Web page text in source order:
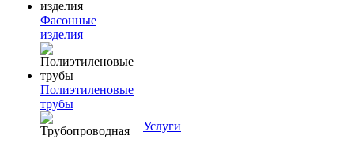
Фасонные
изделия
Полиэтиленовые
трубы
Услуги